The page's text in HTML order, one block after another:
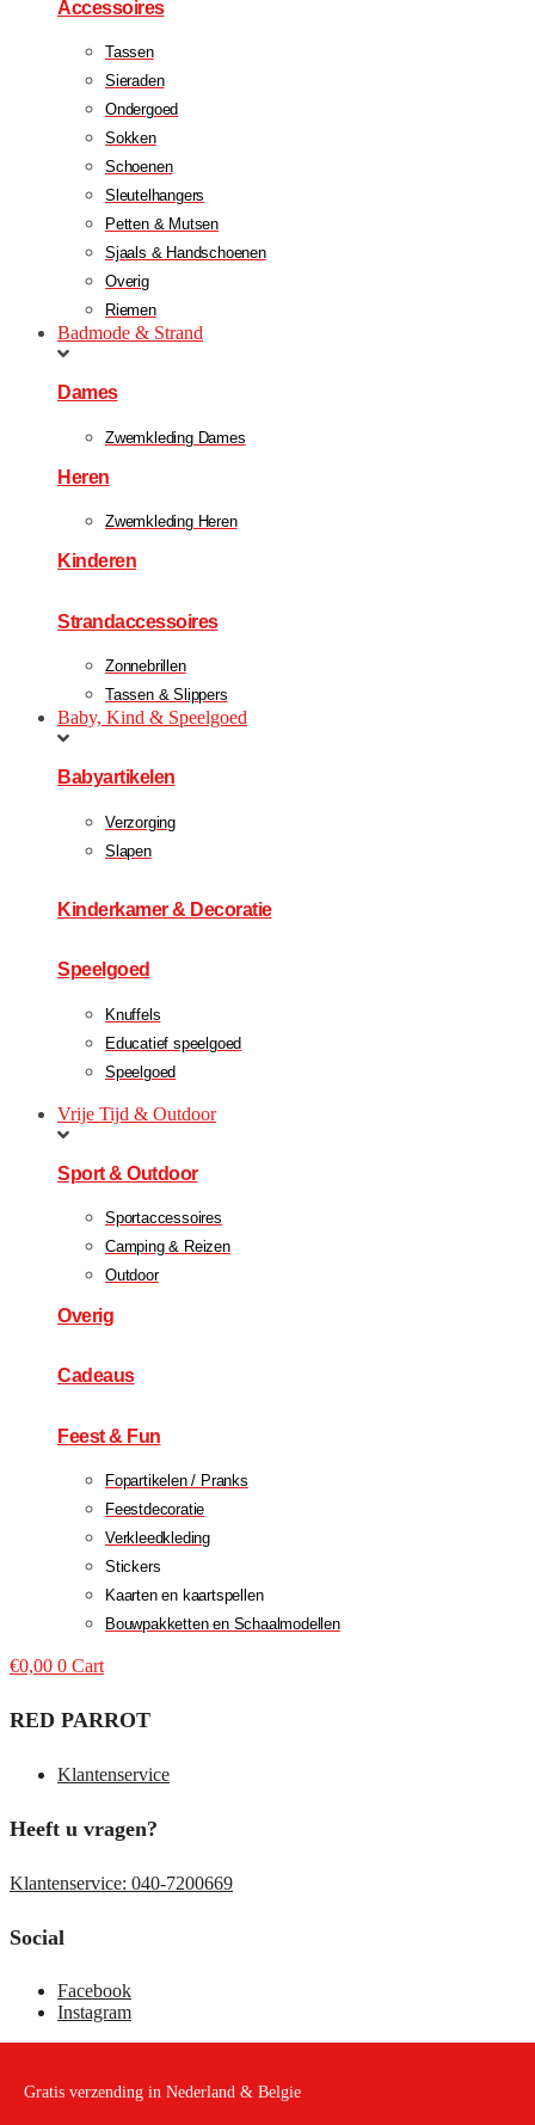
Accessoires
Tassen
Sieraden
Ondergoed
Sokken
Schoenen
Sleutelhangers
Petten & Mutsen
Sjaals & Handschoenen
Overig
Riemen
Badmode & Strand
Dames
Zwemkleding Dames
Heren
Zwemkleding Heren
Kinderen
Strandaccessoires
Zonnebrillen
Tassen & Slippers
Baby, Kind & Speelgoed
Babyartikelen
Verzorging
Slapen
Kinderkamer & Decoratie
Speelgoed
Knuffels
Educatief speelgoed
Speelgoed
Vrije Tijd & Outdoor
Sport & Outdoor
Sportaccessoires
Camping & Reizen
Outdoor
Overig
Cadeaus
Feest & Fun
Fopartikelen / Pranks
Feestdecoratie
Verkleedkleding
Stickers
Kaarten en kaartspellen
Bouwpakketten en Schaalmodellen
€0,00 0 Cart
RED PARROT
Klantenservice
Heeft u vragen?
Klantenservice: 040-7200669
Social
Facebook
Instagram
Gratis verzending in Nederland & Belgie